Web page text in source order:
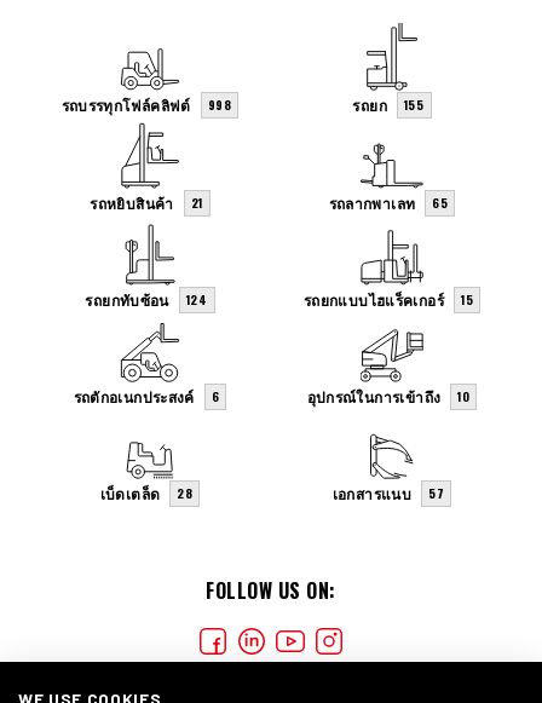
FOLLOW US ON:
รถบรรทุกโฟล์คลิฟต์ 998 รถยก 155
รถหยิบสินค้า 21 รถลากพาเลท 65
รถยกทับซ้อน 124 รถยกแบบไฮแร็คเกอร์ 15
รถตักอเนกประสงค์ 6 อุปกรณ์ในการเข้าถึง 10
เบ็ดเตล็ด 28 เอกสารแนบ 57
WE USE COOKIES